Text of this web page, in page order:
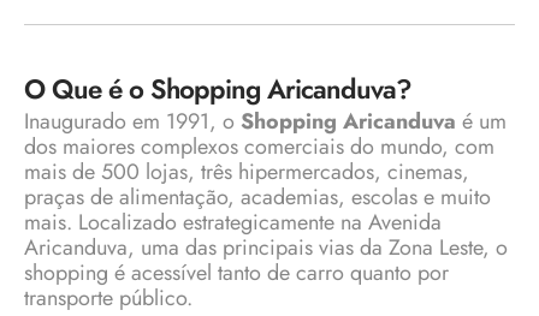
O Que é o Shopping Aricanduva?
Inaugurado em 1991, o Shopping Aricanduva é um
dos maiores complexos comerciais do mundo, com
mais de 500 lojas, três hipermercados, cinemas,
praças de alimentação, academias, escolas e muito
mais. Localizado estrategicamente na Avenida
Aricanduva, uma das principais vias da Zona Leste, o
shopping é acessível tanto de carro quanto por
transporte público.